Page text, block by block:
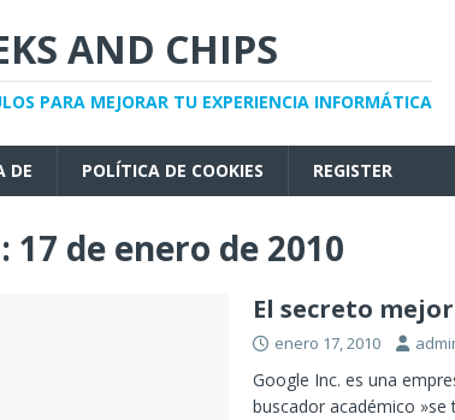
AND CHIPS
PARA MEJORAR TU EXPERIENCIA INFORMÁTICA
DE POLÍTICA DE COOKIES REGISTER
17 de enero de 2010
El secreto
enero 17, 2010
Google Inc. es una
buscador académico »se